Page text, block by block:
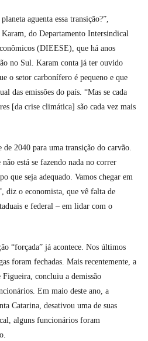
aguenta essa transição?”,
do Departamento Intersindical
(DIEESE), que há anos
no Sul. Karam conta já ter ouvido
o setor carbonífero é pequeno e que
das emissões do país. “Mas se cada
[da crise climática] são cada vez mais
2040 para uma transição do carvão.
está se fazendo nada no correr
que seja adequado. Vamos chegar em
diz o economista, que vê falta de
e federal – em lidar com o
“forçada” já acontece. Nos últimos
foram fechadas. Mais recentemente, a
concluiu a demissão
Em maio deste ano, a
Catarina, desativou uma de suas
alguns funcionários foram